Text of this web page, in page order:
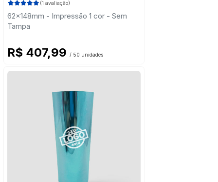
(1 avaliação)
62x148mm - Impressão 1 cor - Sem
Tampa
R$ 407,99 / 50 unidades